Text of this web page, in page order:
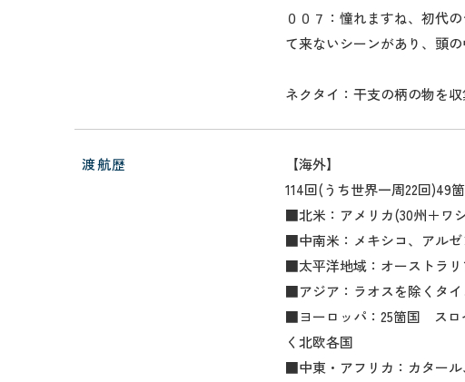
００７：憧れますね、初代
て来ないシーンがあり、頭
ネクタイ：干支の柄の物を
渡航歴
【海外】
114回(うち世界一周22回)49
■北米：アメリカ(30州＋ワ
■中南米：メキシコ、アルゼ
■太平洋地域：オーストラ
■アジア：ラオスを除くタイ
■ヨーロッパ：25箇国 スロ
く北欧各国
■中東・アフリカ：カタール